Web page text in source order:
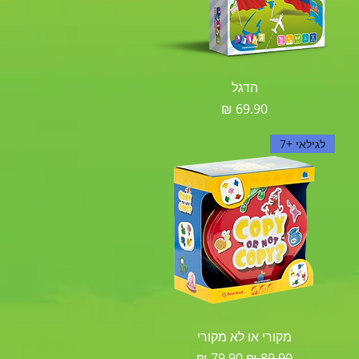
תצוגה מהירה
הדגל
מחיר
תצוגה מהירה
לגילאי +7
מקורי או לא מקורי